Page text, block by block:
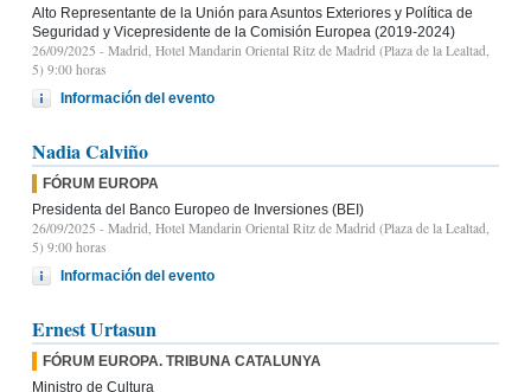
Alto Representante de la Unión para Asuntos Exteriores y Política de
Seguridad y Vicepresidente de la Comisión Europea (2019-2024)
26/09/2025 - Madrid, Hotel Mandarin Oriental Ritz de Madrid (Plaza de la Lealtad,
5) 9:00 horas
Información del evento
Nadia Calviño
FÓRUM EUROPA
Presidenta del Banco Europeo de Inversiones (BEI)
26/09/2025 - Madrid, Hotel Mandarin Oriental Ritz de Madrid (Plaza de la Lealtad,
5) 9:00 horas
Información del evento
Ernest Urtasun
FÓRUM EUROPA. TRIBUNA CATALUNYA
Ministro de Cultura